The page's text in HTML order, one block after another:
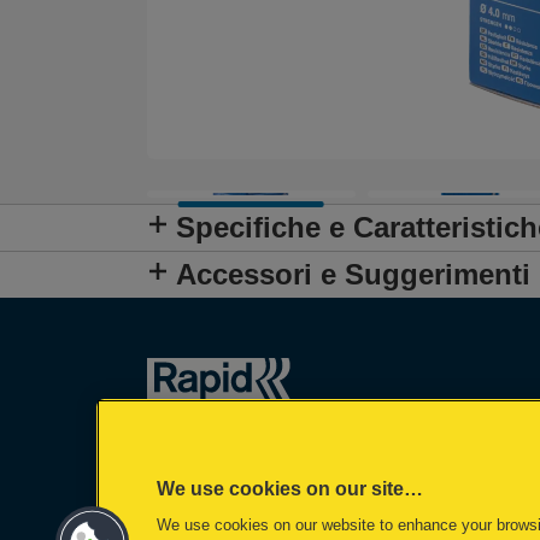
Specifiche e
Accessori e Suggerimenti
We use cookies on our site…
We use cookies on our website to enhance your